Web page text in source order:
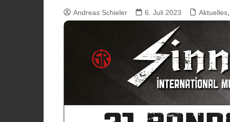
Andreas Schieler 6. Juli 2023 Aktuelles